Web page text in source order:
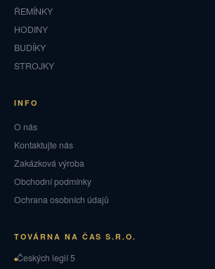
ŘEMÍNKY
HODINY
BUDÍKY
STROJKY
INFO
O nás
Kontaktujte nás
Zakázková výroba
Obchodní podmínky
Ochrana osobních údajů
TOVÁRNA NA ČAS S.R.O.
Českých legií 5